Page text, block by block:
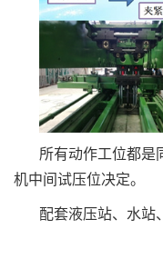
所有动作工位都是
机中间试压位决定。
配套液压站、水站